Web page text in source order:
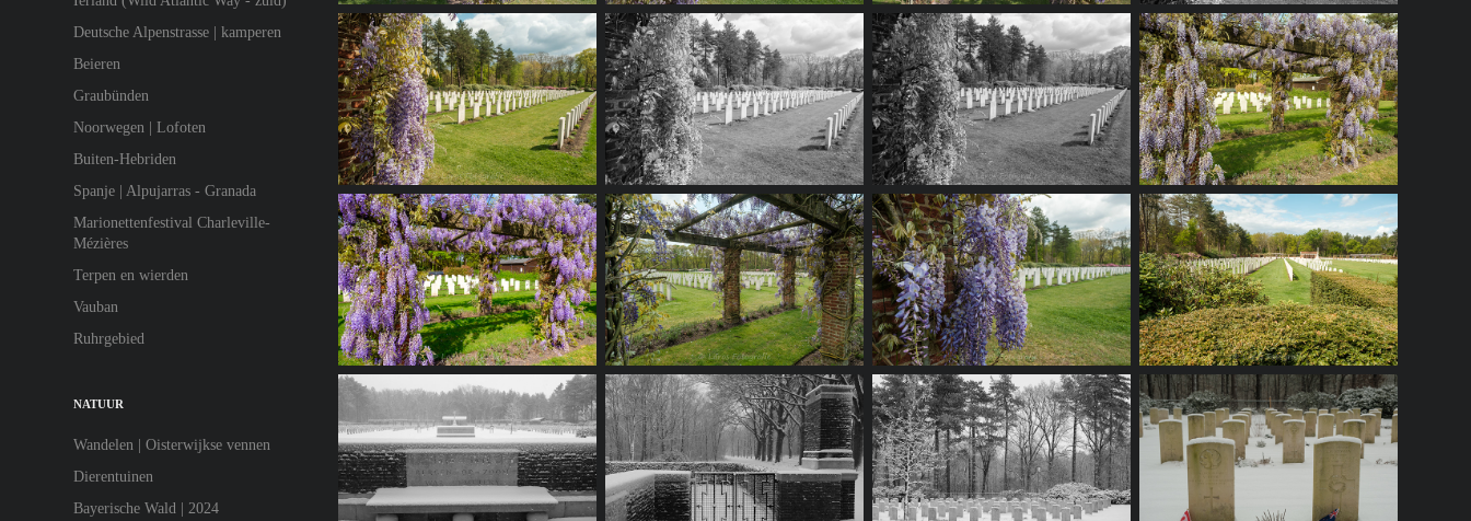
Deutsche Alpenstrasse | kamperen
Beieren
Graubünden
Noorwegen | Lofoten
Buiten-Hebriden
Spanje | Alpujarras - Granada
Marionettenfestival Charleville-
Mézières
Terpen en wierden
Vauban
Ruhrgebied
NATUUR
Wandelen | Oisterwijkse vennen
Dierentuinen
Bayerische Wald | 2024